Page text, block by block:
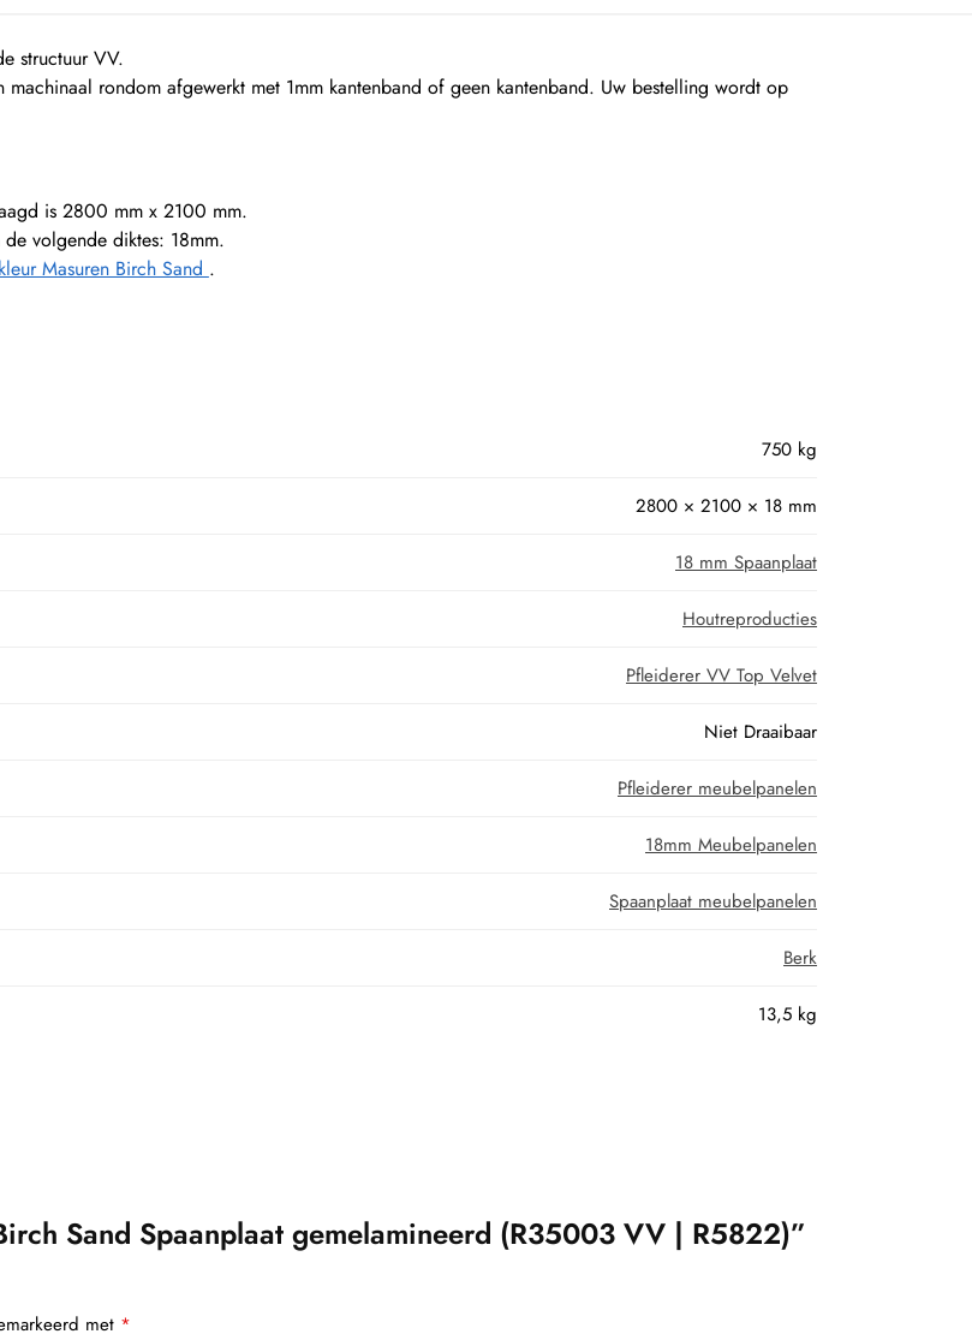
structuur VV.
rondom afgewerkt met 1mm kantenband of geen kantenband. Uw bestelling wordt op
is 2800 mm x 2100 mm.
volgende diktes: 18mm.
Masuren Birch Sand .
750 kg
2800 × 2100 × 18 mm
18 mm Spaanplaat
Houtreproducties
Pfleiderer VV Top Velvet
Niet Draaibaar
Pfleiderer meubelpanelen
18mm Meubelpanelen
Spaanplaat meubelpanelen
Berk
13,5 kg
Sand Spaanplaat gemelamineerd (R35003 VV | R5822)”
met *